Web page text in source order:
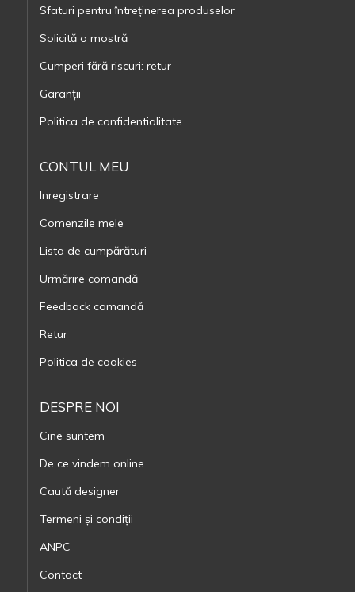
Sfaturi pentru întreținerea produselor
Solicită o mostră
Cumperi fără riscuri: retur
Garanții
Politica de confidentialitate
CONTUL MEU
Inregistrare
Comenzile mele
Lista de cumpărături
Urmărire comandă
Feedback comandă
Retur
Politica de cookies
DESPRE NOI
Cine suntem
De ce vindem online
Caută designer
Termeni și condiții
ANPC
Contact